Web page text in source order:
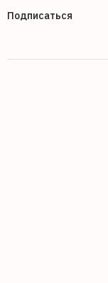
Подписаться